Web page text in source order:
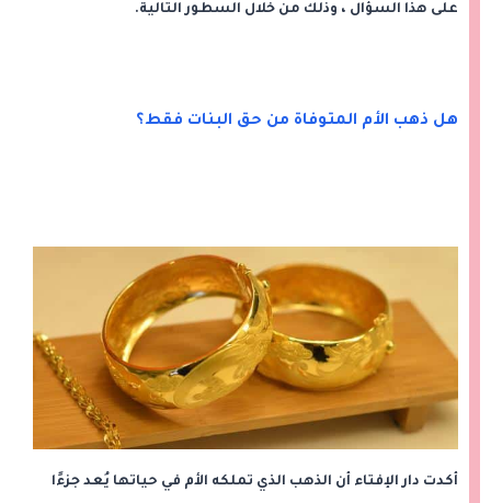
على هذا السؤال ، وذلك من خلال السطور التالية.
هل ذهب الأم المتوفاة من حق البنات فقط؟
أكدت دار الإفتاء أن الذهب الذي تملكه الأم في حياتها يُعد جزءًا